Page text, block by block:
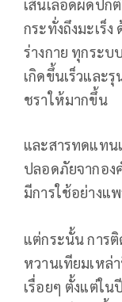
เส้นเลือดผิดปก
กระทั่งถึงมะเร็
ร่างกาย ทุกระบ
เกิดขึ้นเร็วและ
ชราให้มากขึ้น
และสารทดแทน
ปลอดภัยจากอง
มีการใช้อย่างแ
แต่กระนั้น การ
หวานเทียมเหล่
เรื่อยๆ ตั้งแต่ใ